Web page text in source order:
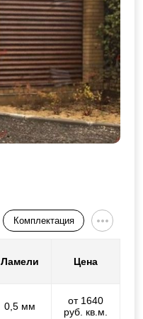
Комплектация
Ламели Цена
0,5 мм
от 1640
руб. кв.м.